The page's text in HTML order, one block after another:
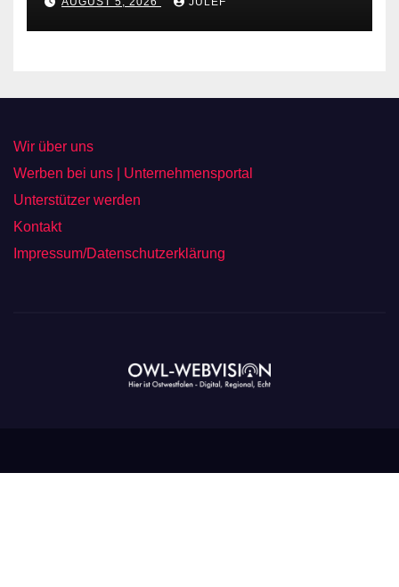
Wir über uns
Werben bei uns | Unternehmensportal
Unterstützer werden
Kontakt
Impressum/Datenschutzerklärung